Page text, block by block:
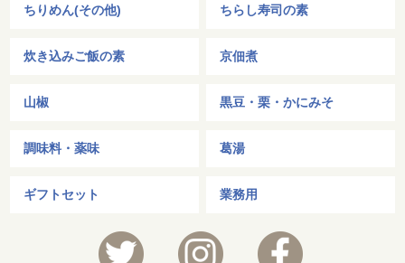
ちりめん(その他) ちらし寿司の素
炊き込みご飯の素 京佃煮
山椒 黒豆・栗・かにみそ
調味料・薬味 葛湯
ギフトセット 業務用